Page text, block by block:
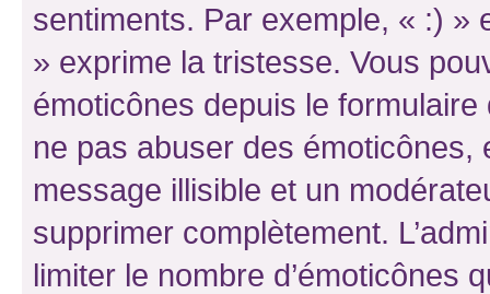
sentiments. Par exemple, « :) »
» exprime la tristesse. Vous
émoticônes depuis le
ne pas abuser des
message illisible et un
supprimer complètement.
limiter le nombre d’émoticônes